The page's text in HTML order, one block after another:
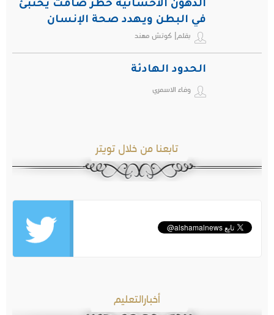
الدهون الأحشائية خطر صامت يختبئ
في البطن ويهدد صحة الإنسان
بقلم| كوتش مهند
الحدود الهادئة
وفاء الاسمري
تابعنا من خلال تويتر
أخبارالتعليم